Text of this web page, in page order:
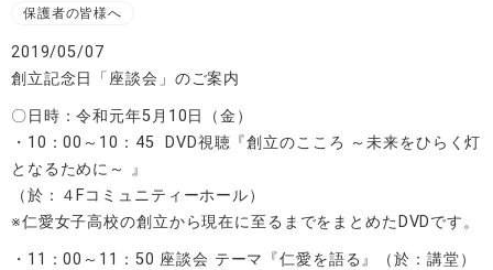
保護者の皆様へ
2019/05/07
創立記念日「座談会」のご案内
〇日時：令和元年5月10日（金）
・10：00～10：45 DVD視聴『創立のこころ ～未来をひらく灯
となるために～ 』
（於：４Fコミュニティーホール）
※仁愛女子高校の創立から現在に至るまでをまとめたDVDです。
・11：00～11：50 座談会 テーマ『仁愛を語る』（於：講堂）